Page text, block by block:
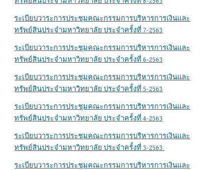
ระเบียบวาระการประชุมคณะกรรมการบริหารการเงินและ
ทรัพย์สินประจำมหาวิทยาลัย ประจำครั้งที่ 7-2563
ระเบียบวาระการประชุมคณะกรรมการบริหารการเงินและ
ทรัพย์สินประจำมหาวิทยาลัย ประจำครั้งที่ 6-2563
ระเบียบวาระการประชุมคณะกรรมการบริหารการเงินและ
ทรัพย์สินประจำมหาวิทยาลัย ประจำครั้งที่ 5-2563
ระเบียบวาระการประชุมคณะกรรมการบริหารการเงินและ
ทรัพย์สินประจำมหาวิทยาลัย ประจำครั้งที่ 4-2563
ระเบียบวาระการประชุมคณะกรรมการบริหารการเงินและ
ทรัพย์สินประจำมหาวิทยาลัย ประจำครั้งที่ 3-2563
ระเบียบวาระการประชุมคณะกรรมการบริหารการเงินและ